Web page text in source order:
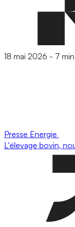
18 mai 2026 - 7 min
Presse Energie
L'élevage bovin,